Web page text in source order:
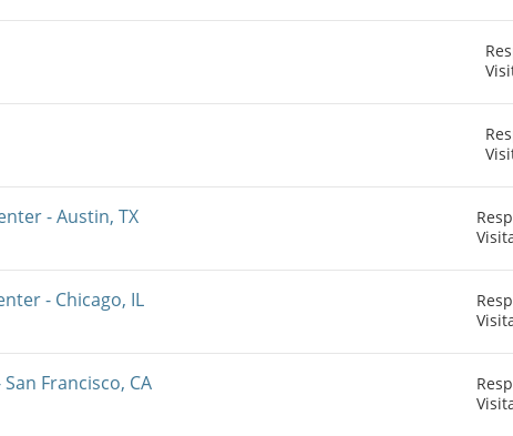
- Austin, TX
- Chicago, IL
Francisco, CA